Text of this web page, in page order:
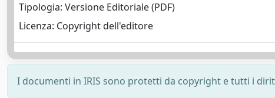
Tipologia: Versione Editoriale (PDF)
Licenza: Copyright dell'editore
I documenti in IRIS sono protetti da copyright e tutti i